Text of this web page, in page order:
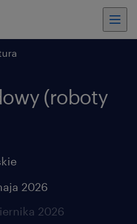
(roboty
2026
2026